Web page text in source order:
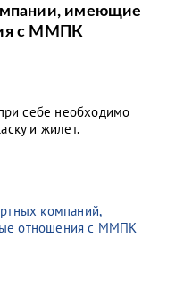
имеющие
с ММПК
себе необходимо
и жилет.
компаний,
отношения с ММПК